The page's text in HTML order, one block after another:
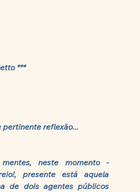
***
pertinente reflexão...
neste momento -
presente está aquela
de dois agentes públicos